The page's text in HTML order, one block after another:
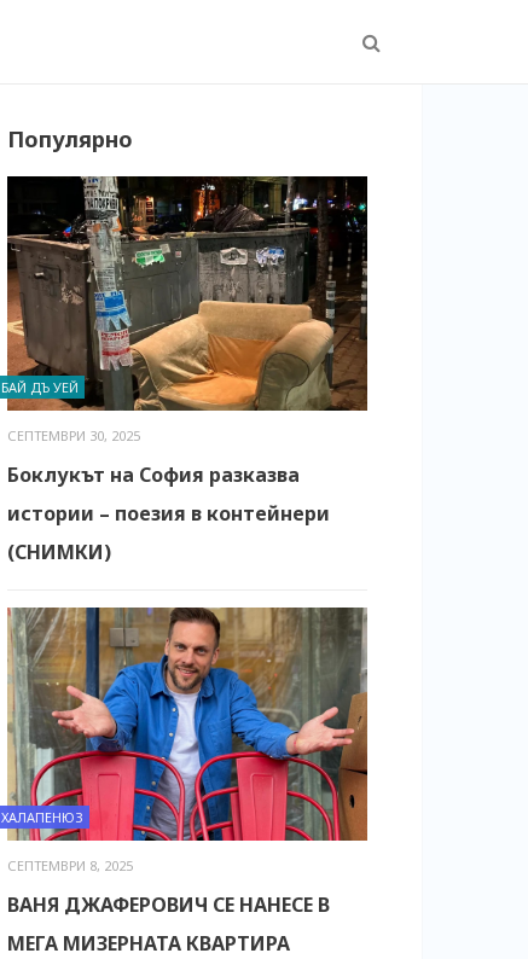
Популярно
БАЙ ДЪ УЕЙ
СЕПТЕМВРИ 30, 2025
Боклукът на София разказва
истории – поезия в контейнери
(СНИМКИ)
ХАЛАПЕНЮЗ
СЕПТЕМВРИ 8, 2025
ВАНЯ ДЖАФЕРОВИЧ СЕ НАНЕСЕ В
МЕГА МИЗЕРНАТА КВАРТИРА